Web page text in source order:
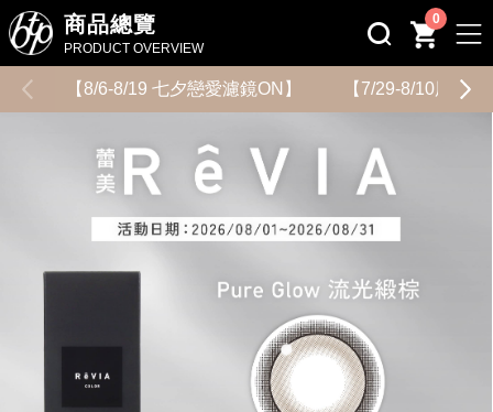
商品總覽
PRODUCT OVERVIEW
0
【8/6-8/19 七夕戀愛濾鏡ON】 【7/29-8/10用健